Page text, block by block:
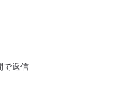
で返信